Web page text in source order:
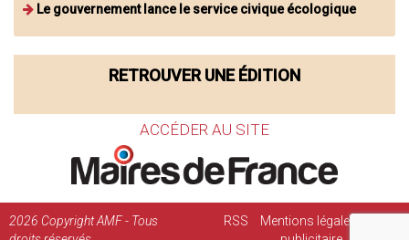
Le gouvernement lance le service civique écologique
RETROUVER UNE ÉDITION
ACCÉDER AU SITE
2026 Copyright AMF - Tous
RSS Mentions légales